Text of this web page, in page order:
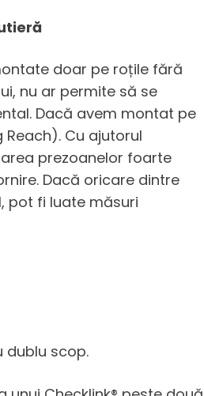
doar pe roțile fără
nu ar permite să se
Dacă avem montat pe
Reach). Cu ajutorul
prezoanelor foarte
Dacă oricare dintre
pot fi luate măsuri
dublu scop.